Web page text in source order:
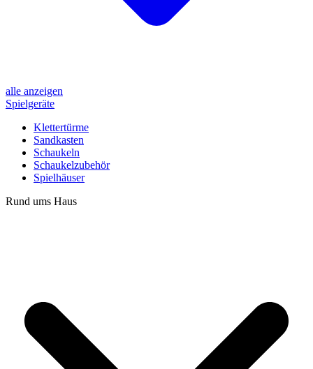
alle anzeigen
Spielgeräte
Klettertürme
Sandkasten
Schaukeln
Schaukelzubehör
Spielhäuser
Rund ums Haus